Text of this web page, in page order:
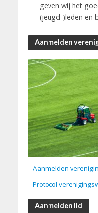
geven wij het
(jeugd-)leden en
Aanmelden
– Aanmelden
– Protocol
Aanmelden lid